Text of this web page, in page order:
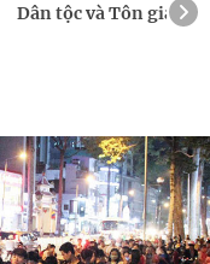
Dân tộc và Tôn giáo